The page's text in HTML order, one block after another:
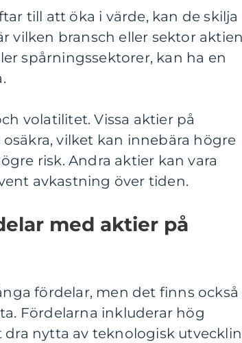
till att öka i värde, kan de skilja
vilken bransch eller sektor
spårningssektorer, kan ha en
volatilitet. Vissa aktier på
vilket kan innebära högre
risk. Andra aktier kan vara
avkastning över tiden.
med aktier på
fördelar, men det finns också
Fördelarna inkluderar hög
nytta av teknologisk